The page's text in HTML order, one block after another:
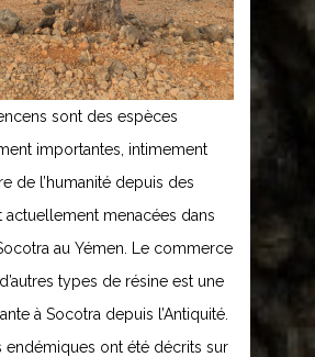
sont des espèces
importantes, intimement
de l’humanité depuis des
actuellement menacées dans
au Yémen. Le commerce
types de résine est une
à Socotra depuis l’Antiquité.
endémiques ont été décrits sur